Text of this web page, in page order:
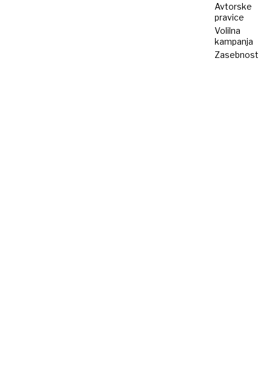
Avtorske
pravice
Volilna
kampanja
Zasebnost